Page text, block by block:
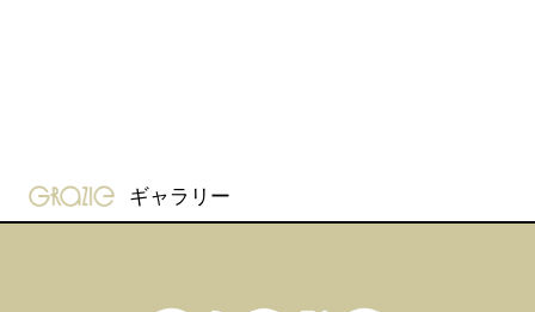
gravure-grazie
ギャラリー